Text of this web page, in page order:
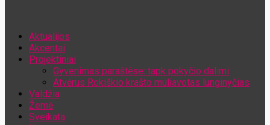
Aktualijos
Akcentai
Projektiniai
Gyvenimas paraštėse: tapk pokyčio dalimi
Atvėrus Rokiškio krašto muliavotas lunginyčias
Valdžia
Žemė
Sveikata